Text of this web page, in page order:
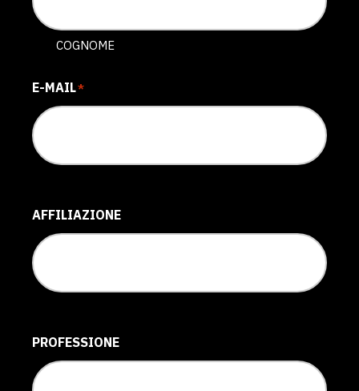
COGNOME
E-MAIL*
AFFILIAZIONE
PROFESSIONE